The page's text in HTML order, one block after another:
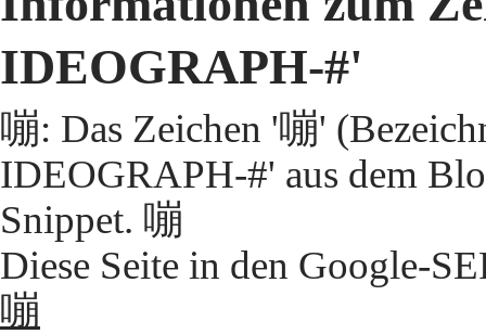
IDEOGRAPH-#'
嘣: Das Zeichen '嘣'
IDEOGRAPH-#' aus dem
Snippet. 嘣
Diese Seite in den Google-
嘣